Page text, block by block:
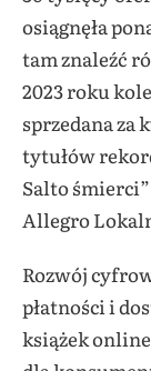
osiągnęła
tam znaleźć
2023 roku
sprzedana za
tytułów
Salto śmierci”
Allegro
Rozwój
płatności i
książek